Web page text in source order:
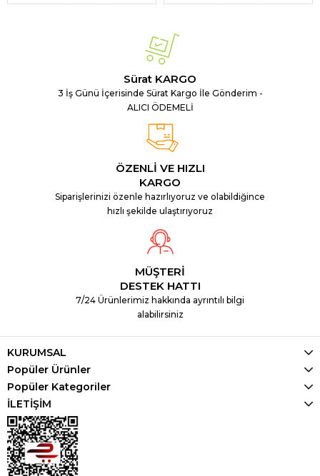
Sürat KARGO
3 İş Günü İçerisinde Sürat Kargo İle Gönderim -
ALICI ÖDEMELİ
ÖZENLİ VE HIZLI
KARGO
Siparişlerinizi özenle hazırlıyoruz ve olabildiğince
hızlı şekilde ulaştırıyoruz
MÜŞTERİ
DESTEK HATTI
7/24 Ürünlerimiz hakkında ayrıntılı bilgi
alabilirsiniz
KURUMSAL
Popüler Ürünler
Popüler Kategoriler
İLETİŞİM